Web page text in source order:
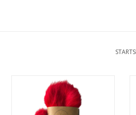
• 55,6 % Angora, 34,4 % Viskose,
10 % Wolle
• Einheitsgrösse